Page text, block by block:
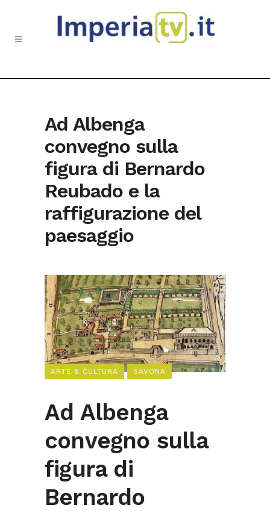
Ad Albenga
convegno sulla
figura di Bernardo
Reubado e la
raffigurazione del
paesaggio
ARTE & CULTURA SAVONA
Ad Albenga
convegno sulla
figura di
Bernardo